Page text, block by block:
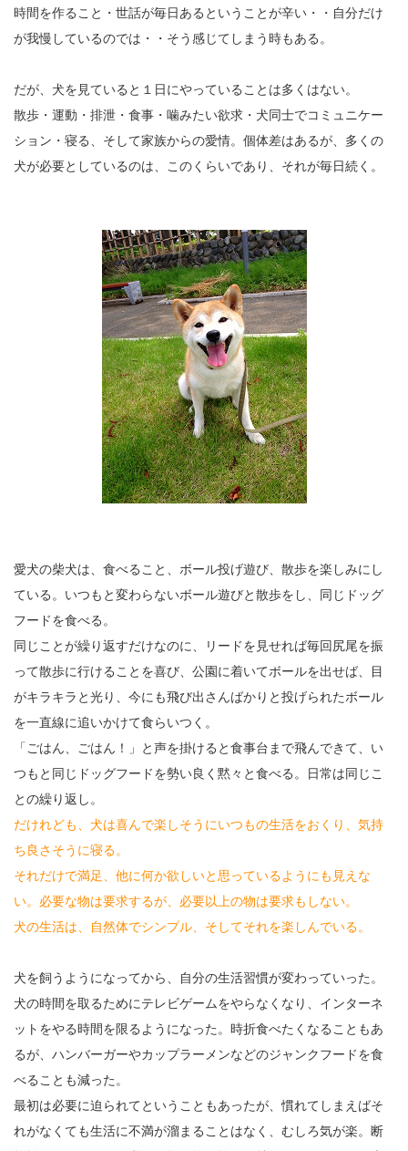
時間を作ること・世話が毎日あるということが辛い・・自分だけ
が我慢しているのでは・・そう感じてしまう時もある。
だが、犬を見ていると１日にやっていることは多くはない。
散歩・運動・排泄・食事・噛みたい欲求・犬同士でコミュニケー
ション・寝る、そして家族からの愛情。個体差はあるが、多くの
犬が必要としているのは、このくらいであり、それが毎日続く。
愛犬の柴犬は、食べること、ボール投げ遊び、散歩を楽しみにし
ている。いつもと変わらないボール遊びと散歩をし、同じドッグ
フードを食べる。
同じことが繰り返すだけなのに、リードを見せれば毎回尻尾を振
って散歩に行けることを喜び、公園に着いてボールを出せば、目
がキラキラと光り、今にも飛び出さんばかりと投げられたボール
を一直線に追いかけて食らいつく。
「ごはん、ごはん！」と声を掛けると食事台まで飛んできて、い
つもと同じドッグフードを勢い良く黙々と食べる。日常は同じこ
との繰り返し。
だけれども、犬は喜んで楽しそうにいつもの生活をおくり、気持
ち良さそうに寝る。
それだけで満足、他に何か欲しいと思っているようにも見えな
い。必要な物は要求するが、必要以上の物は要求もしない。
犬の生活は、自然体でシンプル、そしてそれを楽しんでいる。
犬を飼うようになってから、自分の生活習慣が変わっていった。
犬の時間を取るためにテレビゲームをやらなくなり、インターネ
ットをやる時間を限るようになった。時折食べたくなることもあ
るが、ハンバーガーやカップラーメンなどのジャンクフードを食
べることも減った。
最初は必要に迫られてということもあったが、慣れてしまえばそ
れがなくても生活に不満が溜まることはなく、むしろ気が楽。断